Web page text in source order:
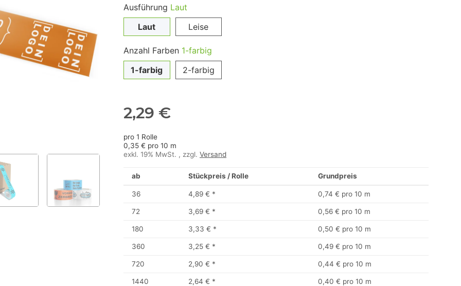
Ausführung Laut
Laut
Leise
Anzahl Farben 1-farbig
1-farbig
2-farbig
2,29 €
pro 1 Rolle
0,35 € pro 10 m
exkl. 19% MwSt. , zzgl. Versand
ab Stückpreis / Rolle Grundpreis
36 4,89 € * 0,74 € pro 10 m
72 3,69 € * 0,56 € pro 10 m
180 3,33 € * 0,50 € pro 10 m
360 3,25 € * 0,49 € pro 10 m
720 2,90 € * 0,44 € pro 10 m
1440 2,64 € * 0,40 € pro 10 m